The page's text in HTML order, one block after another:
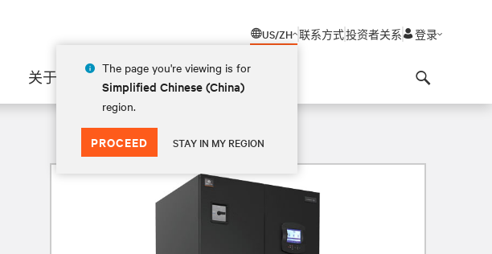
US/ZH
The page you're viewing is for
Simplified Chinese (China)
region.
PROCEED STAY IN MY REGION
联系方式投资者关系 登录
关于